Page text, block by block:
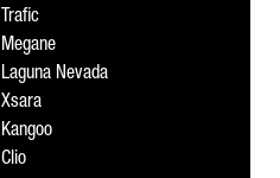
Trafic
Megane
Laguna Nevada
Xsara
Kangoo
Clio